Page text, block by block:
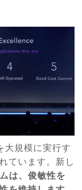
大規模に実行す
ています。新し
は、俊敏性を